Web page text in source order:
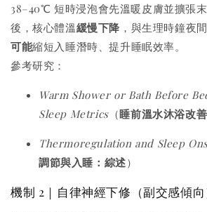
38–40℃ 短時浸泡會先溫暖皮膚並擴張
後，核心體溫緩慢下降 ，與生理時鐘夜
可能縮短入睡潛時、提升睡眠效率。
參考研究：
Warm Shower or Bath Before
Sleep Metrics（睡前溫水沐浴改
Thermoregulation and Sleep
調節與入睡：綜述）
機制 2｜自律神經下修（副交感傾向